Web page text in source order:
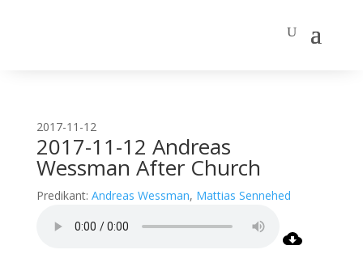
2017-11-12
2017-11-12 Andreas
Wessman After Church
Predikant: Andreas Wessman, Mattias Sennehed